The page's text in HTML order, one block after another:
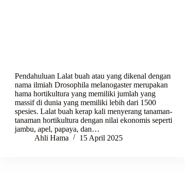
Pendahuluan Lalat buah atau yang dikenal dengan
nama ilmiah Drosophila melanogaster merupakan
hama hortikultura yang memiliki jumlah yang
massif di dunia yang memiliki lebih dari 1500
spesies. Lalat buah kerap kali menyerang tanaman-
tanaman hortikultura dengan nilai ekonomis seperti
jambu, apel, papaya, dan…
Ahli Hama
15 April 2025